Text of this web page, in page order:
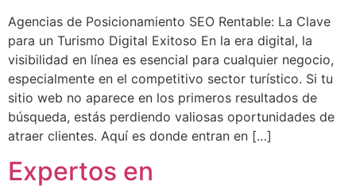
Agencias de Posicionamiento SEO Rentable: La Clave
para un Turismo Digital Exitoso En la era digital, la
visibilidad en línea es esencial para cualquier negocio,
especialmente en el competitivo sector turístico. Si tu
sitio web no aparece en los primeros resultados de
búsqueda, estás perdiendo valiosas oportunidades de
atraer clientes. Aquí es donde entran en […]
Expertos en